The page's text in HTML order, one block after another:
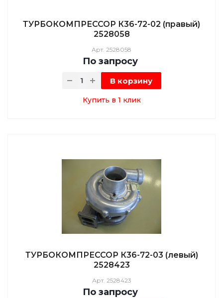
ТУРБОКОМПРЕССОР К36-72-02 (правый)
2528058
Арт. 2528058
По запросу
В корзину
Купить в 1 клик
ТУРБОКОМПРЕССОР К36-72-03 (левый)
2528423
Арт. 2528423
По запросу